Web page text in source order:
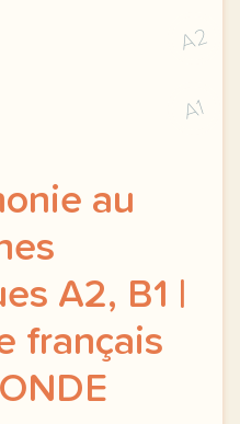
A2
A1
au
A2, B1 |
français